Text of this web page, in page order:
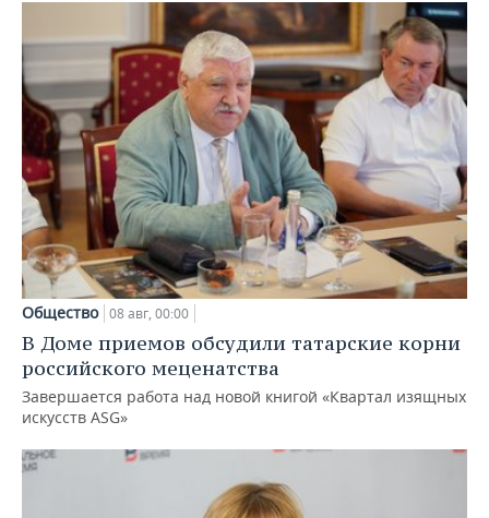
Общество 08 авг, 00:00
В Доме приемов обсудили татарские корни
российского меценатства
Завершается работа над новой книгой «Квартал изящных
искусств ASG»